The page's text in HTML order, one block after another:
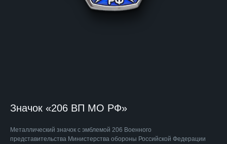
Значок «206 ВП МО РФ»
Металлический значок с эмблемой 206 Военного
представительства Министерства обороны Российской Федерации